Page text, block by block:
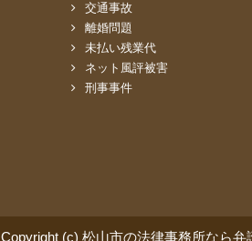
交通事故
離婚問題
未払い残業代
ネット風評被害
刑事事件
Copyright (c) 松山市の法律事務所なら